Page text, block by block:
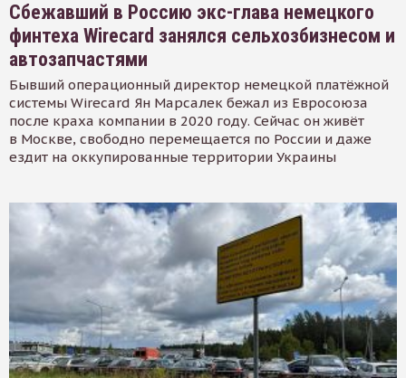
Сбежавший в Россию экс-глава немецкого
финтеха Wirecard занялся сельхозбизнесом и
автозапчастями
Бывший операционный директор немецкой платёжной
системы Wirecard Ян Марсалек бежал из Евросоюза
после краха компании в 2020 году. Сейчас он живёт
в Москве, свободно перемещается по России и даже
ездит на оккупированные территории Украины